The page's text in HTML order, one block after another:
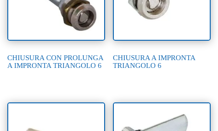
CHIUSURA CON PROLUNGA
A IMPRONTA TRIANGOLO 6
CHIUSURA A IMPRONTA
TRIANGOLO 6